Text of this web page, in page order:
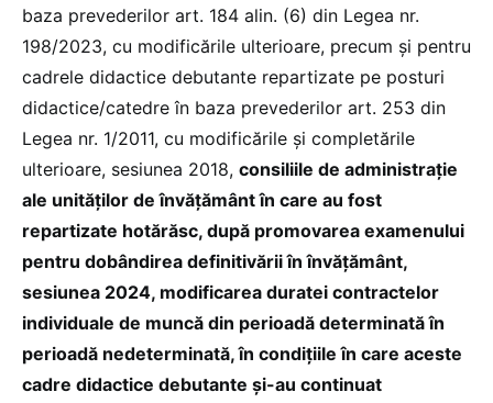
baza prevederilor art. 184 alin. (6) din Legea nr.
198/2023, cu modificările ulterioare, precum şi pentru
cadrele didactice debutante repartizate pe posturi
didactice/catedre în baza prevederilor art. 253 din
Legea nr. 1/2011, cu modificările și completările
ulterioare, sesiunea 2018, consiliile de administraţie
ale unităţilor de învăţământ în care au fost
repartizate hotărăsc, după promovarea examenului
pentru dobândirea definitivării în învăţământ,
sesiunea 2024, modificarea duratei contractelor
individuale de muncă din perioadă determinată în
perioadă nedeterminată, în condiţiile în care aceste
cadre didactice debutante şi-au continuat